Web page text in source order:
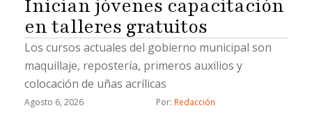
Inician jóvenes capacitación
en talleres gratuitos
Los cursos actuales del gobierno municipal son
maquillaje, repostería, primeros auxilios y
colocación de uñas acrílicas
Agosto 6, 2026 Por: Redacción